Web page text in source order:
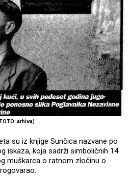
arhiva)
su iz knjige Sunčica nazvane po
iskaza, koja sadrži simboličnih 14
muškarca o ratnom zločinu o